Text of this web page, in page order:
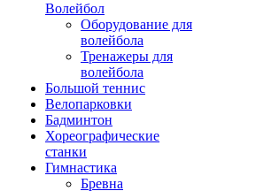
Волейбол
Оборудование для
волейбола
Тренажеры для
волейбола
Большой теннис
Велопарковки
Бадминтон
Хореографические
станки
Гимнастика
Бревна